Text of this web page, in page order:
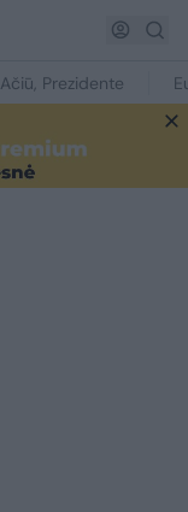
Ačiū, Prezidente